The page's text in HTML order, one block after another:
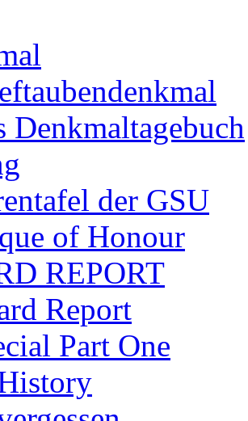
Denkmaltagebuch
der GSU
of Honour
REPORT
Report
Part One